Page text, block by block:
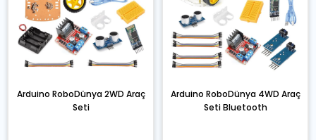
Arduino RoboDünya 2WD Araç
Seti
Arduino RoboDünya 4WD Araç
Seti Bluetooth